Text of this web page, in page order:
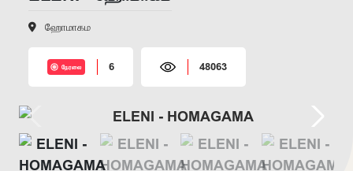
ஹோமாகம
நேரலை 6 48063